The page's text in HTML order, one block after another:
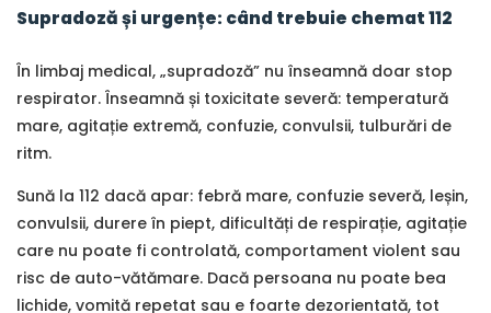
Supradoză și urgențe: când trebuie chemat 112
În limbaj medical, „supradoză” nu înseamnă doar stop
respirator. Înseamnă și toxicitate severă: temperatură
mare, agitație extremă, confuzie, convulsii, tulburări de
ritm.
Sună la 112 dacă apar: febră mare, confuzie severă, leșin,
convulsii, durere în piept, dificultăți de respirație, agitație
care nu poate fi controlată, comportament violent sau
risc de auto-vătămare. Dacă persoana nu poate bea
lichide, vomită repetat sau e foarte dezorientată, tot